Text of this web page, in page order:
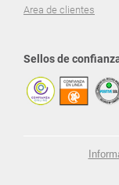
Area de clientes
Sellos de